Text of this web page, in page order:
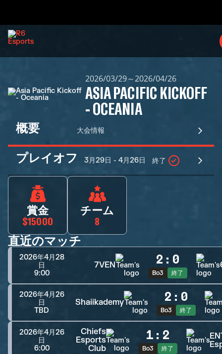
2026/03/29～2026/04/26
ASIA PACIFIC KICKOFF
- OCEANIA
概要 大会情報
プレイオフ 3月29日 - 4月26日 終了
賞金
$15000
チーム
8
直近のマッチ
2026年4月28
日
9:00
7VEN 2 : 0
Bo3 終了
2026年4月26
日
TBD
Shaiikademy 2 : 0
Bo3 終了
2026年4月26
日
6:00
Chiefs
Esports
Club
1 : 2
Bo3 終了